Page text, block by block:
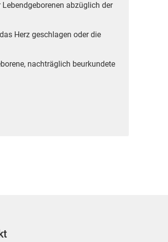
abzüglich der
Herz geschlagen oder die
nachträglich beurkundete